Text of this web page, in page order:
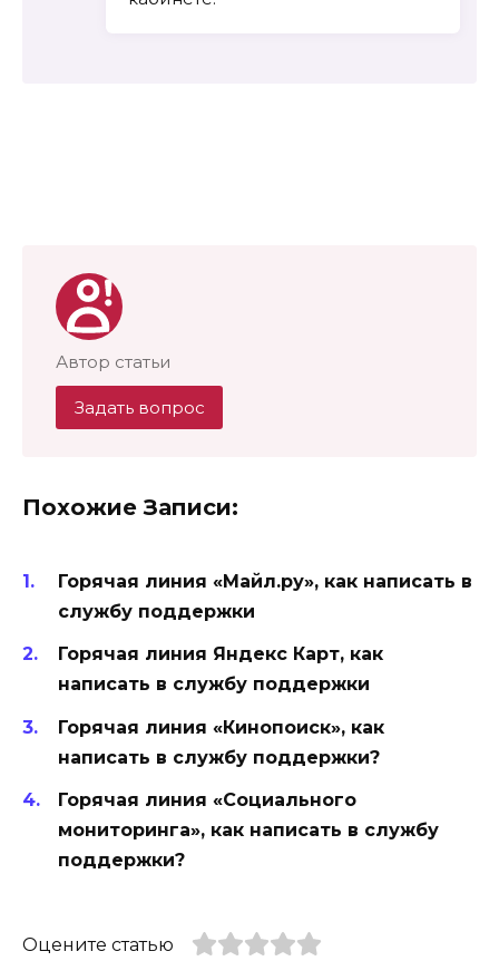
Автор статьи
Задать вопрос
Похожие Записи:
Горячая линия «Майл.ру», как написать в
службу поддержки
Горячая линия Яндекс Карт, как
написать в службу поддержки
Горячая линия «Кинопоиск», как
написать в службу поддержки?
Горячая линия «Социального
мониторинга», как написать в службу
поддержки?
Оцените статью